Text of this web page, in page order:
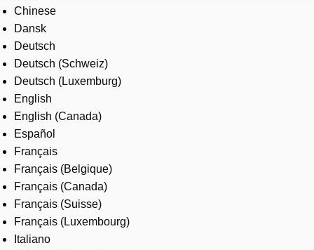
Industries
Services
About us
Where to buy
Contact us
Careers
Chinese
Dansk
Deutsch
Deutsch (Schweiz)
Deutsch (Luxemburg)
English
English (Canada)
Español
Français
Français (Belgique)
Français (Canada)
Français (Suisse)
Français (Luxembourg)
Italiano